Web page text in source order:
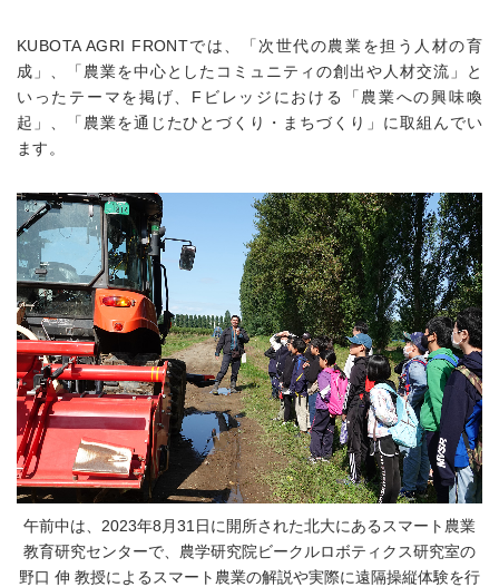
KUBOTA AGRI FRONTでは、「次世代の農業を担う人材の育
成」、「農業を中心としたコミュニティの創出や人材交流」と
いったテーマを掲げ、Fビレッジにおける「農業への興味喚
起」、「農業を通じたひとづくり・まちづくり」に取組んでい
ます。
午前中は、2023年8月31日に開所された北大にあるスマート農業
教育研究センターで、農学研究院ビークルロボティクス研究室の
野口 伸 教授によるスマート農業の解説や実際に遠隔操縦体験を行